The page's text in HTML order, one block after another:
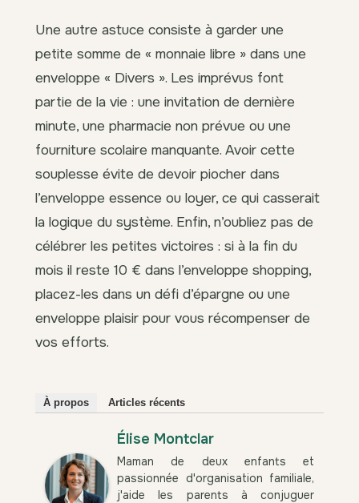
Une autre astuce consiste à garder une
petite somme de « monnaie libre » dans une
enveloppe « Divers ». Les imprévus font
partie de la vie : une invitation de dernière
minute, une pharmacie non prévue ou une
fourniture scolaire manquante. Avoir cette
souplesse évite de devoir piocher dans
l’enveloppe essence ou loyer, ce qui casserait
la logique du système. Enfin, n’oubliez pas de
célébrer les petites victoires : si à la fin du
mois il reste 10 € dans l’enveloppe shopping,
placez-les dans un défi d’épargne ou une
enveloppe plaisir pour vous récompenser de
vos efforts.
À propos Articles récents
Élise Montclar
Maman de deux enfants et
passionnée d'organisation familiale,
j'aide les parents à conjuguer